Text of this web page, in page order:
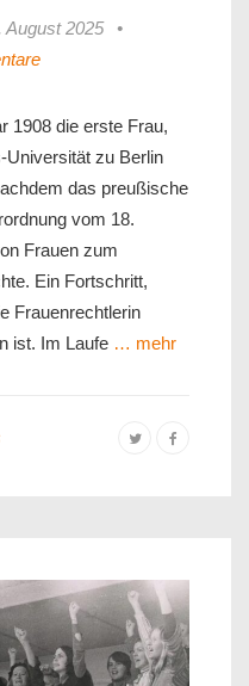
August 2025
•
1908 die erste Frau,
Universität zu Berlin
das preußische
vom 18.
Frauen zum
Ein Fortschritt,
Frauenrechtlerin
ist. Im Laufe … mehr